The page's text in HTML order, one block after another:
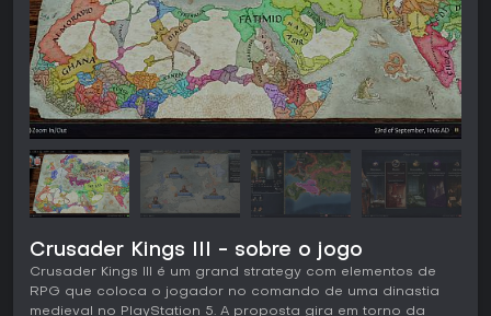
Crusader Kings III - sobre o jogo
Crusader Kings III é um grand strategy com elementos de
RPG que coloca o jogador no comando de uma dinastia
medieval no PlayStation 5. A proposta gira em torno da